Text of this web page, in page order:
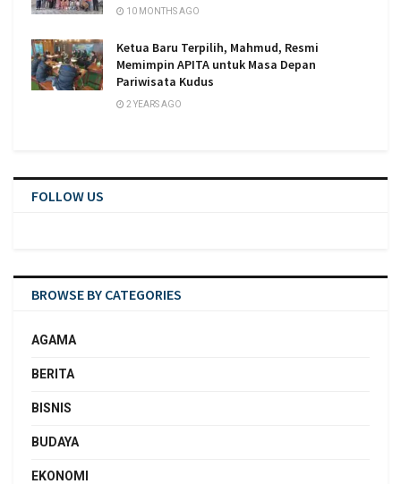
10 MONTHS AGO
Ketua Baru Terpilih, Mahmud, Resmi
Memimpin APITA untuk Masa Depan
Pariwisata Kudus
2 YEARS AGO
FOLLOW US
BROWSE BY CATEGORIES
AGAMA
BERITA
BISNIS
BUDAYA
EKONOMI